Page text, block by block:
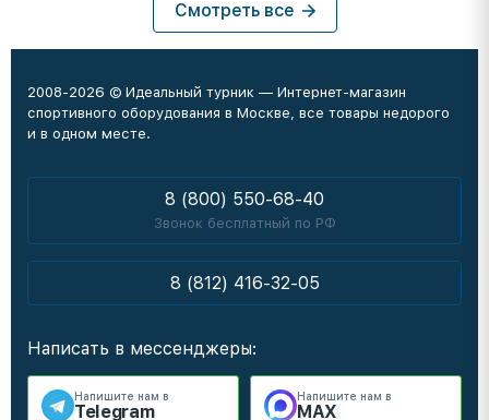
Смотреть все
2008-2026 © Идеальный турник — Интернет-магазин
спортивного оборудования в Москве, все товары недорого
и в одном месте.
8 (800) 550-68-40
Звонок бесплатный по РФ
8 (812) 416-32-05
Написать в мессенджеры:
Напишите нам в
Telegram
Напишите нам в
MAX